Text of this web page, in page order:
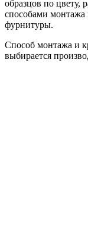
образцов по цвету,
способами
фурнитуры.
Способ монтажа и
выбирается